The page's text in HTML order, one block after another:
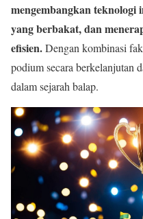
mengembangkan teknologi
yang berbakat, dan
efisien.Dengan kombinasi
podium secara berkelanjutan
dalam sejarah balap.